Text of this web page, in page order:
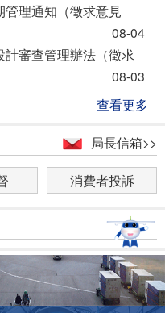
理通知（徵求意見
08-04
審查管理辦法（徵求
08-03
查看更多
局長信箱>>
消費者投訴